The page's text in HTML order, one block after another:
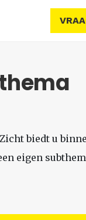
biedt u
eigen